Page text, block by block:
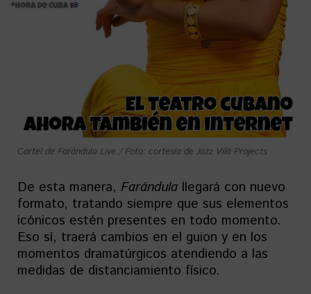
Cartel de Farándula Live / Foto: cortesía de Jazz Vilá Projects
De esta manera, Farándula llegará con nuevo
formato, tratando siempre que sus elementos
icónicos estén presentes en todo momento.
Eso sí, traerá cambios en el guion y en los
momentos dramatúrgicos atendiendo a las
medidas de distanciamiento físico.